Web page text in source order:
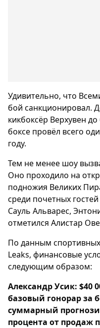
Удивительно, что
бой санкционировал.
кикбоксёр Верхувен
боксе провёл всего
году.
Тем не менее шоу
Оно проходило на
подножия Великих
среди почетных
Сауль Альварес,
отметился Алистар
По данным
Leaks, финансовые
следующим образом:
Александр Усик: $40
базовый гонорар за
суммарный
процента от продаж